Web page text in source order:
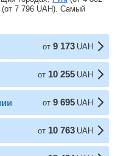
(от 7 796 UAH). Самый
от 9 173 UAH
от 10 255 UAH
от 9 695 UAH
от 10 763 UAH